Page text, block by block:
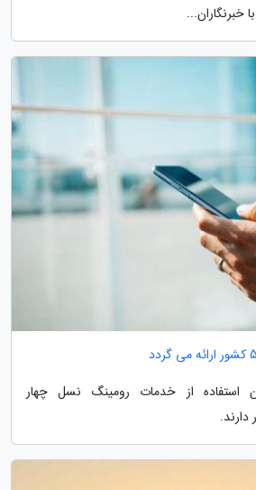
خبرنگاران...
استفاده از خدمات رومینگ نسل چهار